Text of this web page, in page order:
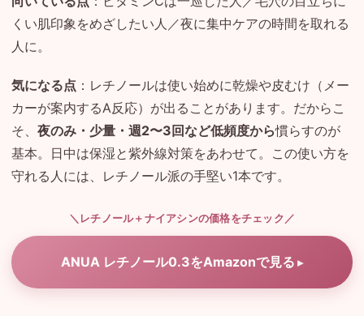
くい肌印象をめざしたい人／夜に集中ケアの時間を取れる
人に。
気になる点 ：レチノールは使い始めに乾燥や皮むけ（メー
カーが案内するA反応）が出ることがあります。だからこ
そ、 夜のみ・少量・週2〜3回など低頻度から慣らすのが
基本。日中は保湿と紫外線対策をあわせて。この使い方を
守れる人には、レチノール派の手堅い1本です。
＼レチノール＋ナイアシンの価格をチェック／
ANUA レチノール0.3をAmazonで見る